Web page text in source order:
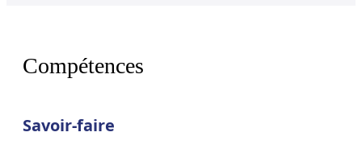
Compétences
Savoir-faire